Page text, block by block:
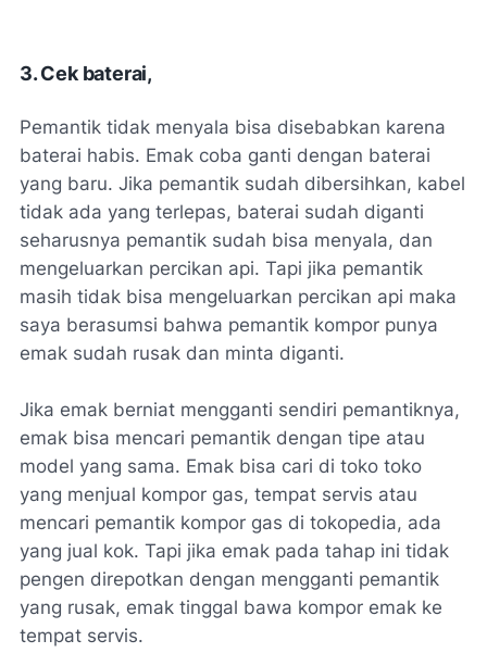
3. Cek baterai,
Pemantik tidak menyala bisa disebabkan karena
baterai habis. Emak coba ganti dengan baterai
yang baru. Jika pemantik sudah dibersihkan, kabel
tidak ada yang terlepas, baterai sudah diganti
seharusnya pemantik sudah bisa menyala, dan
mengeluarkan percikan api. Tapi jika pemantik
masih tidak bisa mengeluarkan percikan api maka
saya berasumsi bahwa pemantik kompor punya
emak sudah rusak dan minta diganti.
Jika emak berniat mengganti sendiri pemantiknya,
emak bisa mencari pemantik dengan tipe atau
model yang sama. Emak bisa cari di toko toko
yang menjual kompor gas, tempat servis atau
mencari pemantik kompor gas di tokopedia, ada
yang jual kok. Tapi jika emak pada tahap ini tidak
pengen direpotkan dengan mengganti pemantik
yang rusak, emak tinggal bawa kompor emak ke
tempat servis.